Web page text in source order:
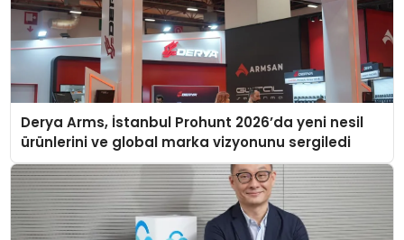
Derya Arms, İstanbul Prohunt 2026’da yeni nesil
ürünlerini ve global marka vizyonunu sergiledi